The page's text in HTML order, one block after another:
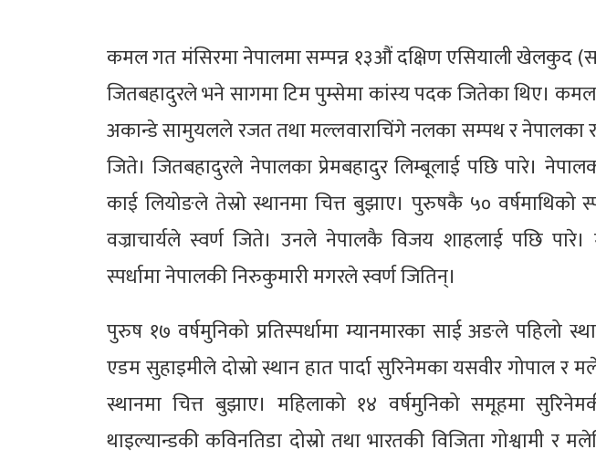
कमल गत मंसिरमा नेपालमा सम्पन्न १३औं दक्षिण एसियाली खेलकुद
जितबहादुरले भने सागमा टिम पुम्सेमा कांस्य पदक जितेका थिए।
अकान्डे सामुयलले रजत तथा मल्लवाराचिंगे नलका सम्पथ र नेपालका
जिते। जितबहादुरले नेपालका प्रेमबहादुर लिम्बूलाई पछि पारे।
काई लियोङले तेस्रो स्थानमा चित्त बुझाए। पुरुषकै ५० वर्षमाथिको
वज्राचार्यले स्वर्ण जिते। उनले नेपालकै विजय शाहलाई पछि पारे।
स्पर्धामा नेपालकी निरुकुमारी मगरले स्वर्ण जितिन्।
पुरुष १७ वर्षमुनिको प्रतिस्पर्धामा म्यानमारका साई अङले पहिलो
एडम सुहाइमीले दोस्रो स्थान हात पार्दा सुरिनेमका यसवीर गोपाल र
स्थानमा चित्त बुझाए। महिलाको १४ वर्षमुनिको समूहमा
थाइल्यान्डकी कविनतिडा दोस्रो तथा भारतकी विजिता गोश्वामी र